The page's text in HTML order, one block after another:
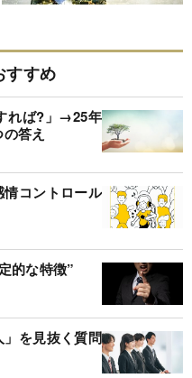
すすめ
れば?」→25年
答え
コントロール
的な特徴”
」を見抜く質問